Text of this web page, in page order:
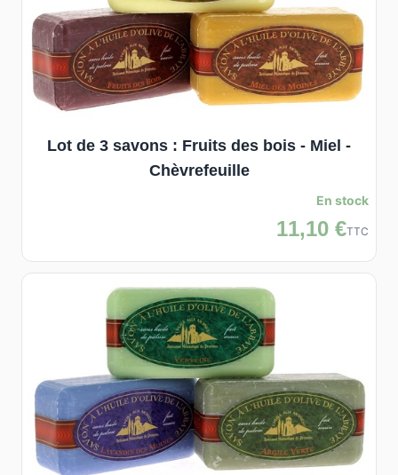
Lot de 3 savons : Fruits des bois - Miel -
Chèvrefeuille
En stock
11,10 €TTC